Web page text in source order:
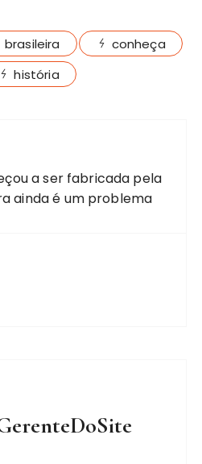
brasileira
conheça
história
a ser fabricada pela
ainda é um problema